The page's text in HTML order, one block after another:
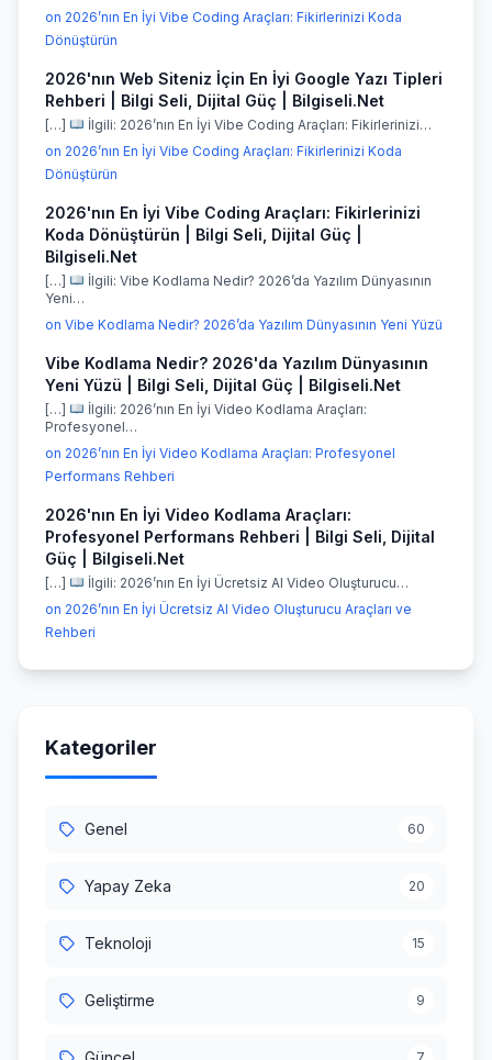
on 2026’nın En İyi Vibe Coding Araçları: Fikirlerinizi Koda
Dönüştürün
2026'nın Web Siteniz İçin En İyi Google Yazı Tipleri
Rehberi | Bilgi Seli, Dijital Güç | Bilgiseli.Net
[…]
İlgili: 2026’nın En İyi Vibe Coding Araçları: Fikirlerinizi…
on 2026’nın En İyi Vibe Coding Araçları: Fikirlerinizi Koda
Dönüştürün
2026'nın En İyi Vibe Coding Araçları: Fikirlerinizi
Koda Dönüştürün | Bilgi Seli, Dijital Güç |
Bilgiseli.Net
[…]
İlgili: Vibe Kodlama Nedir? 2026’da Yazılım Dünyasının
Yeni…
on Vibe Kodlama Nedir? 2026’da Yazılım Dünyasının Yeni Yüzü
Vibe Kodlama Nedir? 2026'da Yazılım Dünyasının
Yeni Yüzü | Bilgi Seli, Dijital Güç | Bilgiseli.Net
[…]
İlgili: 2026’nın En İyi Video Kodlama Araçları:
Profesyonel…
on 2026’nın En İyi Video Kodlama Araçları: Profesyonel
Performans Rehberi
2026'nın En İyi Video Kodlama Araçları:
Profesyonel Performans Rehberi | Bilgi Seli, Dijital
Güç | Bilgiseli.Net
[…]
İlgili: 2026’nın En İyi Ücretsiz AI Video Oluşturucu…
on 2026’nın En İyi Ücretsiz AI Video Oluşturucu Araçları ve
Rehberi
Kategoriler
Genel 60
Yapay Zeka 20
Teknoloji 15
Geliştirme 9